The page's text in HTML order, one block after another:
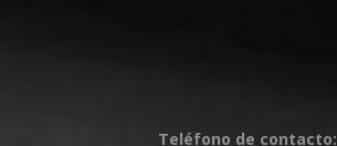
Teléfono de contacto: